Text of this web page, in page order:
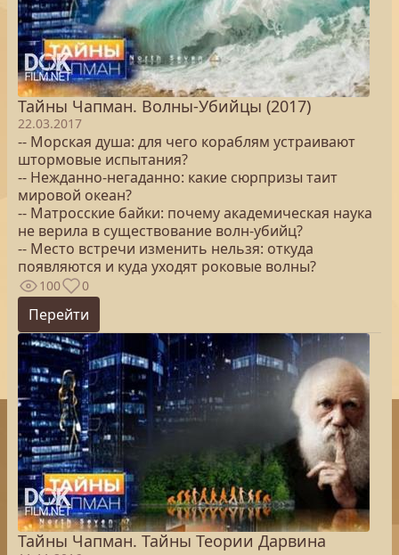
Тайны Чапман. Волны-Убийцы (2017)
22.03.2017
-- Морская душа: для чего кораблям устраивают
штормовые испытания?
-- Нежданно-негаданно: какие сюрпризы таит
мировой океан?
-- Матросские байки: почему академическая наука
не верила в существование волн-убийц?
-- Место встречи изменить нельзя: откуда
появляются и куда уходят роковые волны?
100 0
Перейти
Тайны Чапман. Тайны Теории Дарвина